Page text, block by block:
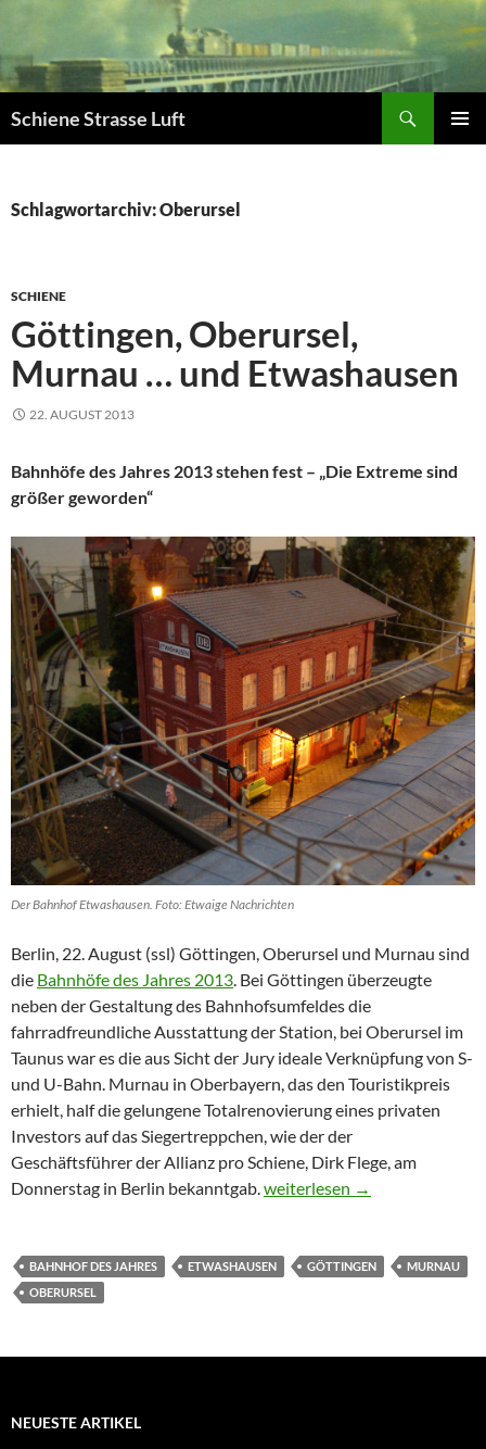
springen
Schiene Strasse Luft
Schlagwortarchiv: Oberursel
SCHIENE
Göttingen, Oberursel,
Murnau … und Etwashausen
22. AUGUST 2013
Bahnhöfe des Jahres 2013 stehen fest – „Die Extreme sind
größer geworden“
Der Bahnhof Etwashausen. Foto: Etwaige Nachrichten
Berlin, 22. August (ssl) Göttingen, Oberursel und Murnau sind
die Bahnhöfe des Jahres 2013. Bei Göttingen überzeugte
neben der Gestaltung des Bahnhofsumfeldes die
fahrradfreundliche Ausstattung der Station, bei Oberursel im
Taunus war es die aus Sicht der Jury ideale Verknüpfung von S-
und U-Bahn. Murnau in Oberbayern, das den Touristikpreis
erhielt, half die gelungene Totalrenovierung eines privaten
Investors auf das Siegertreppchen, wie der der
Geschäftsführer der Allianz pro Schiene, Dirk Flege, am
Donnerstag in Berlin bekanntgab.Göttingen, Oberursel,
weiterlesen →
BAHNHOF DES JAHRES ETWASHAUSEN GÖTTINGEN
MURNAU
OBERURSEL
NEUESTE ARTIKEL